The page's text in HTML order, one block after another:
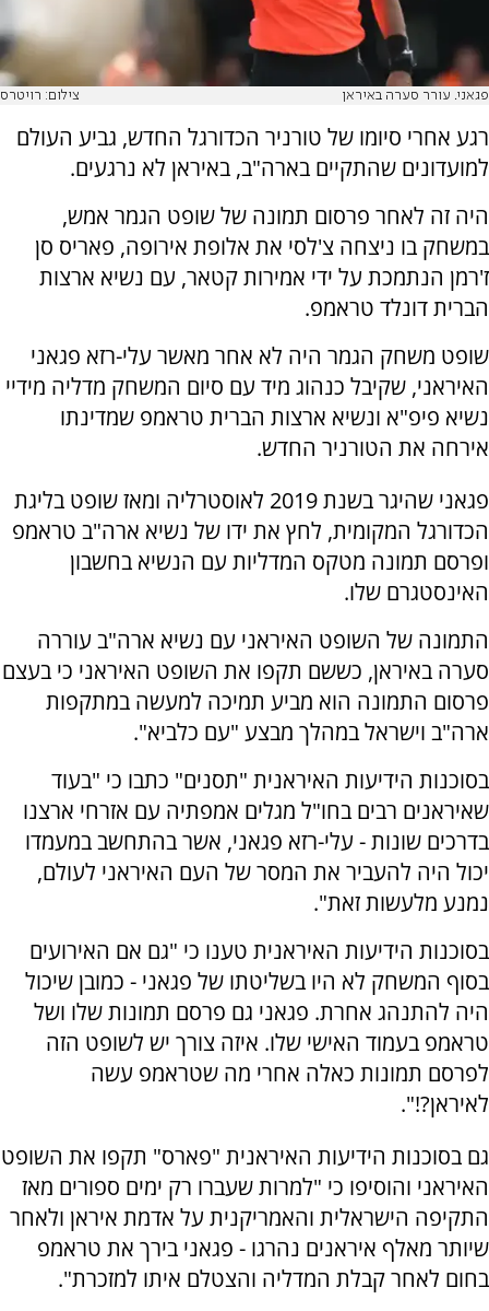
פגאני. עורר סערה באיראן צילום: רויטרס
רגע אחרי סיומו של טורניר הכדורגל החדש, גביע העולם
למועדונים שהתקיים בארה"ב, באיראן לא נרגעים.
היה זה לאחר פרסום תמונה של שופט הגמר אמש,
במשחק בו ניצחה צ'לסי את אלופת אירופה, פאריס סן
ז'רמן הנתמכת על ידי אמירות קטאר, עם נשיא ארצות
הברית דונלד טראמפ.
שופט משחק הגמר היה לא אחר מאשר עלי-רזא פגאני
האיראני, שקיבל כנהוג מיד עם סיום המשחק מדליה מידיי
נשיא פיפ"א ונשיא ארצות הברית טראמפ שמדינתו
אירחה את הטורניר החדש.
פגאני שהיגר בשנת 2019 לאוסטרליה ומאז שופט בליגת
הכדורגל המקומית, לחץ את ידו של נשיא ארה"ב טראמפ
ופרסם תמונה מטקס המדליות עם הנשיא בחשבון
האינסטגרם שלו.
התמונה של השופט האיראני עם נשיא ארה"ב עוררה
סערה באיראן, כששם תקפו את השופט האיראני כי בעצם
פרסום התמונה הוא מביע תמיכה למעשה במתקפות
ארה"ב וישראל במהלך מבצע "עם כלביא".
בסוכנות הידיעות האיראנית "תסנים" כתבו כי "בעוד
שאיראנים רבים בחו"ל מגלים אמפתיה עם אזרחי ארצנו
בדרכים שונות - עלי-רזא פגאני, אשר בהתחשב במעמדו
יכול היה להעביר את המסר של העם האיראני לעולם,
נמנע מלעשות זאת".
בסוכנות הידיעות האיראנית טענו כי "גם אם האירועים
בסוף המשחק לא היו בשליטתו של פגאני - כמובן שיכול
היה להתנהג אחרת. פגאני גם פרסם תמונות שלו ושל
טראמפ בעמוד האישי שלו. איזה צורך יש לשופט הזה
לפרסם תמונות כאלה אחרי מה שטראמפ עשה
לאיראן?!".
גם בסוכנות הידיעות האיראנית "פארס" תקפו את השופט
האיראני והוסיפו כי "למרות שעברו רק ימים ספורים מאז
התקיפה הישראלית והאמריקנית על אדמת איראן ולאחר
שיותר מאלף איראנים נהרגו - פגאני בירך את טראמפ
בחום לאחר קבלת המדליה והצטלם איתו למזכרת".